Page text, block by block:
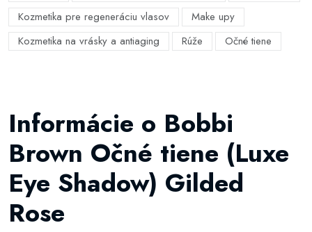
Kozmetika pre regeneráciu vlasov
Make upy
Kozmetika na vrásky a antiaging
Rúže Očné tiene
Informácie o Bobbi
Brown Očné tiene (Luxe
Eye Shadow) Gilded
Rose